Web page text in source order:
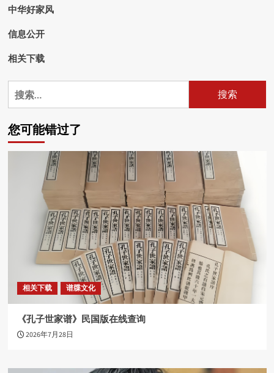
中华好家风
信息公开
相关下载
搜
索：
您可能错过了
相关下载 谱牒文化
《孔子世家谱》民国版在线查询
2026年7月28日